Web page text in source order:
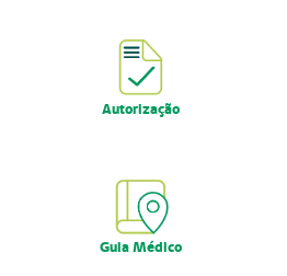
Autorização
Guia Médico